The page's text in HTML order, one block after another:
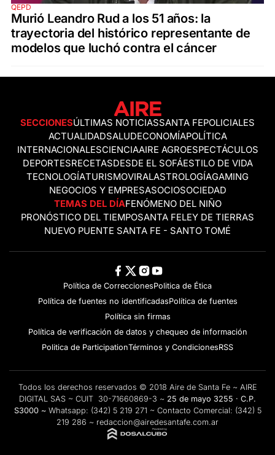
QEPD
Murió Leandro Rud a los 51 años: la
trayectoria del histórico representante de
modelos que luchó contra el cáncer
SECCIONESÚLTIMAS NOTICIASSANTA FEPOLICIALES
ACTUALIDADSALUDECONOMÍAPOLÍTICA
INTERNACIONALESCIENCIAAIRE AGROESPECTÁCULOS
DEPORTESRECETASDESDE EL SOFÁESTILO DE VIDA
TECNOLOGÍATURISMOVIRALASTROLOGÍAGAMING
NEGOCIOS Y EMPRESASOCIOSOCIEDAD
TEMAS DEL DÍAFENÓMENO DEL NIÑO
PRONÓSTICO DEL TIEMPOSANTA FELEY DE TIERRAS
NUEVO PUENTE SANTA FE - SANTO TOMÉ
Política de CorreccionesPolitica de Ética
Política de fuentes no identificadasPolítica de fuentes
Política sin firmas
Política de verificación de datos y chequeo de información
Politica de ParticipationTérminos y CondicionesRSS
Todos los derechos reservados © 2018 Aire de Santa Fe ~ AIRE
DIGITAL SAS ~ CUIT 30-71660869-3 ~ 25 de mayo 3255 · C.P.
S3000 ~ Whatsapp: (342) 5 219 271 ~ Contacto Comercial: (342) 5
219 286 ~ redaccion@airedesantafe.com.ar